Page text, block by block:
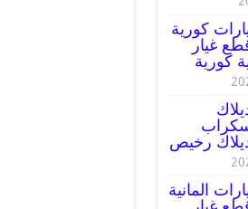
كورية
قطع غيار
كورية
سكراب
رخيص
المانية